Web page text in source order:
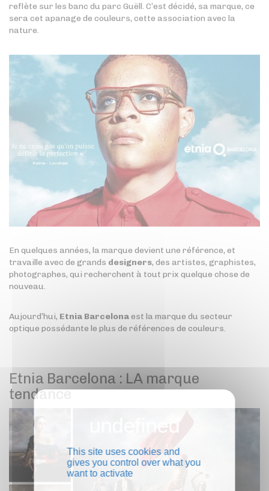
reflète sur les banc du parc Guëll. C’est décidé, sa marque, ce
sera cet apanage de couleurs, cette association avec la
nature.
En quelques années, la marque devient une référence, et
travaille avec de grands designers, des artistes, graphistes,
photographes, qui recherchent à tout prix quelque chose de
nouveau.
Aujourd’hui, Etnia Barcelonaest la marque du secteur
optique possédante le plus de références de couleurs.
Etnia Barcelona : LA marque
tendance
This site uses cookies and
gives you control over what you
want to activate